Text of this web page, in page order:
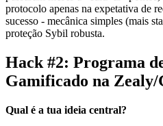
protocolo apenas na expetativa de
sucesso - mecânica simples (mais
proteção Sybil robusta.
Hack #2: Programa
Gamificado na Zealy/
Qual é a tua ideia central?